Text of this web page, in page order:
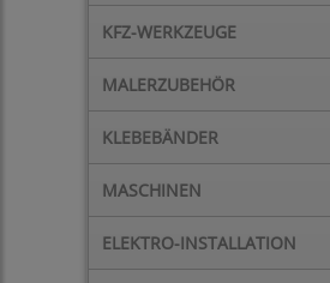
KFZ-WERKZEUGE
MALERZUBEHÖR
KLEBEBÄNDER
MASCHINEN
ELEKTRO-INSTALLATION